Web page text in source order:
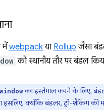
मेंwebpackया Rollup जैसा
को स्थानीय तौर पर बंडल
का इस्तेमाल करने के लिए,
इसलिए, क्योंकि बंडलर, ट्री-शैकिंग की